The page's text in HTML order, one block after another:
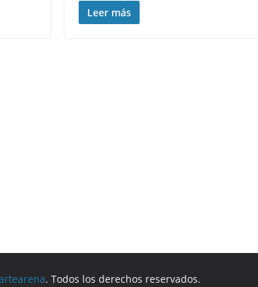
Leer más
. Todos los derechos reservados.